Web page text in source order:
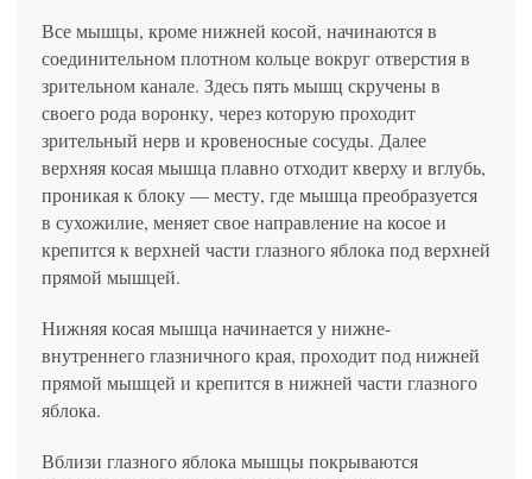
Все мышцы, кроме нижней косой, начинаются в
соединительном плотном кольце вокруг отверстия в
зрительном канале. Здесь пять мышц скручены в
своего рода воронку, через которую проходит
зрительный нерв и кровеносные сосуды. Далее
верхняя косая мышца плавно отходит кверху и вглубь,
проникая к блоку — месту, где мышца преобразуется
в сухожилие, меняет свое направление на косое и
крепится к верхней части глазного яблока под верхней
прямой мышцей.
Нижняя косая мышца начинается у нижне-
внутреннего глазничного края, проходит под нижней
прямой мышцей и крепится в нижней части глазного
яблока.
Вблизи глазного яблока мышцы покрываются